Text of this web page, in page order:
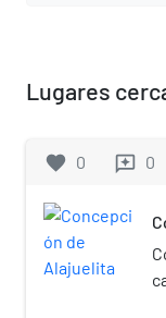
Lugares
favorite 0 reviews 0